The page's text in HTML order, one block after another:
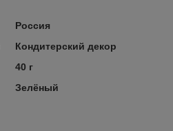
Россия
Кондитерский декор
40 г
Зелёный